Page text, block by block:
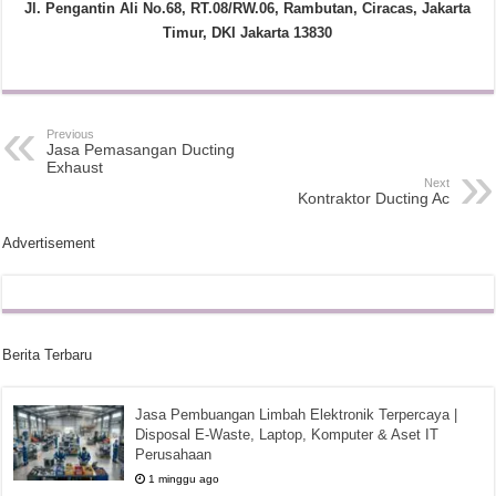
Jl. Pengantin Ali No.68, RT.08/RW.06, Rambutan, Ciracas, Jakarta
Timur, DKI Jakarta 13830
Previous
Jasa Pemasangan Ducting
Exhaust
Next
Kontraktor Ducting Ac
Advertisement
Berita Terbaru
Jasa Pembuangan Limbah Elektronik Terpercaya |
Disposal E-Waste, Laptop, Komputer & Aset IT
Perusahaan
1 minggu ago